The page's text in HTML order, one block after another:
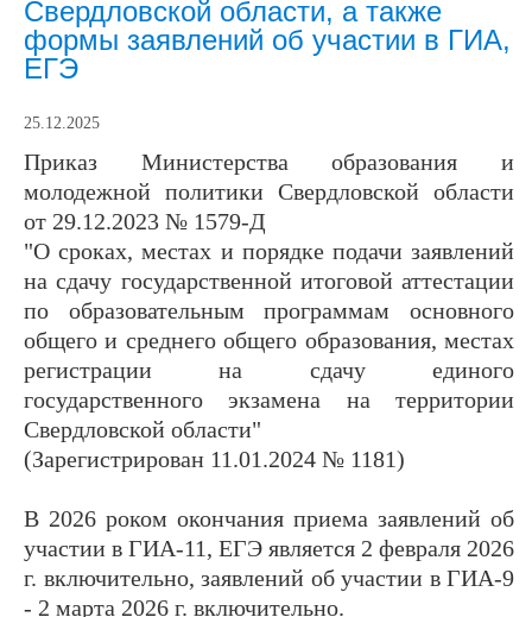
Свердловской области, а также
формы заявлений об участии в ГИА,
ЕГЭ
25.12.2025
Приказ Министерства образования и
молодежной политики Свердловской области
от 29.12.2023 № 1579-Д
"О сроках, местах и порядке подачи заявлений
на сдачу государственной итоговой аттестации
по образовательным программам основного
общего и среднего общего образования, местах
регистрации на сдачу единого
государственного экзамена на территории
Свердловской области"
(Зарегистрирован 11.01.2024 № 1181)
В 2026 роком окончания приема заявлений об
участии в ГИА-11, ЕГЭ является 2 февраля 2026
г. включительно, заявлений об участии в ГИА-9
- 2 марта 2026 г. включительно.